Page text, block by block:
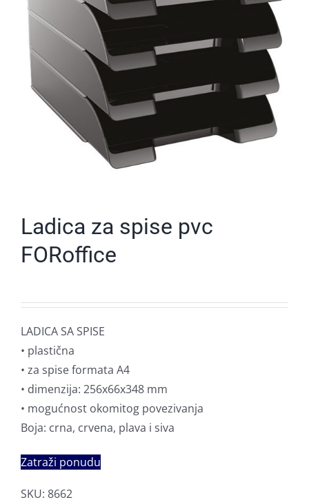
Ladica za spise pvc
FORoffice
LADICA SA SPISE
• plastična
• za spise formata A4
• dimenzija: 256x66x348 mm
• mogućnost okomitog povezivanja
Boja: crna, crvena, plava i siva
Zatraži ponudu
SKU: 8662